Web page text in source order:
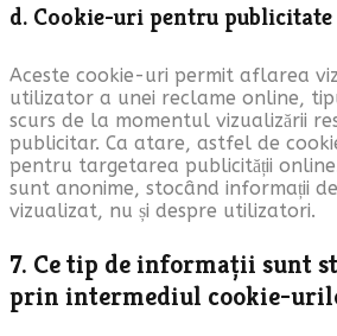
d. Cookie-uri pentru publicitate
Aceste cookie-uri permit aflarea
utilizator a unei reclame online,
scurs de la momentul vizualizării
publicitar. Ca atare, astfel de
pentru targetarea publicității
sunt anonime, stocând informații
vizualizat, nu și despre utilizatori.
7. Ce tip de informații sunt
prin intermediul cookie-